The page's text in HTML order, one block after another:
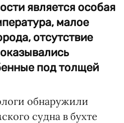
является особая
малое
отсутствие
под толщей
обнаружили
судна в бухте